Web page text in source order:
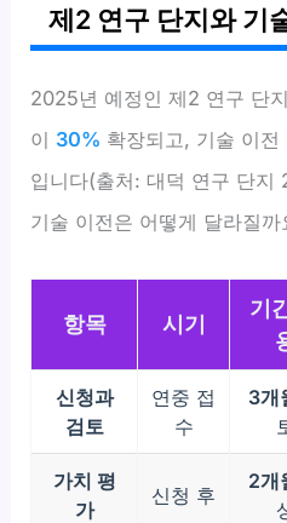
제2 연구 단지와 기
2025년 예정인 제2 연구 단
이 30% 확장되고, 기술 이
입니다(출처: 대덕 연구 단지
기술 이전은 어떻게 달라질까
항목 시기
기
신청과
검토
연중 접
수
3개
가치 평
가
신청 후
2개